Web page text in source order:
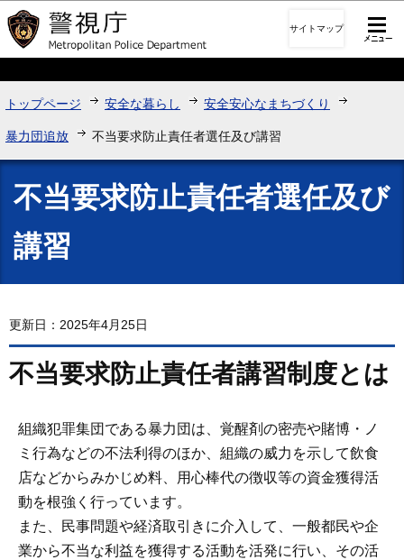
このページの本文へ移動
サイトマップ
トップページ 安全な暮らし 安全安心なまちづくり
暴力団追放 不当要求防止責任者選任及び講習
不当要求防止責任者選任及び
講習
更新日：2025年4月25日
不当要求防止責任者講習制度とは
組織犯罪集団である暴力団は、覚醒剤の密売や賭博・ノ
ミ行為などの不法利得のほか、組織の威力を示して飲食
店などからみかじめ料、用心棒代の徴収等の資金獲得活
動を根強く行っています。
また、民事問題や経済取引きに介入して、一般都民や企
業から不当な利益を獲得する活動を活発に行い、その活